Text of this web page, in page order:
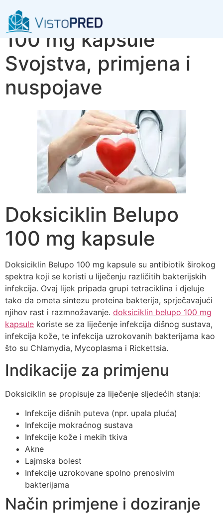
Doksiciklin Belupo
100 mg kapsule
Svojstva, primjena i
nuspojave
Doksiciklin Belupo
100 mg kapsule
Doksiciklin Belupo 100 mg kapsule su antibiotik širokog
spektra koji se koristi u liječenju različitih bakterijskih
infekcija. Ovaj lijek pripada grupi tetraciklina i djeluje
tako da ometa sintezu proteina bakterija, sprječavajući
njihov rast i razmnožavanje. doksiciklin belupo 100 mg
kapsule koriste se za liječenje infekcija dišnog sustava,
infekcija kože, te infekcija uzrokovanih bakterijama kao
što su Chlamydia, Mycoplasma i Rickettsia.
Indikacije za primjenu
Doksiciklin se propisuje za liječenje sljedećih stanja:
Infekcije dišnih puteva (npr. upala pluća)
Infekcije mokraćnog sustava
Infekcije kože i mekih tkiva
Akne
Lajmska bolest
Infekcije uzrokovane spolno prenosivim
bakterijama
Način primjene i doziranje